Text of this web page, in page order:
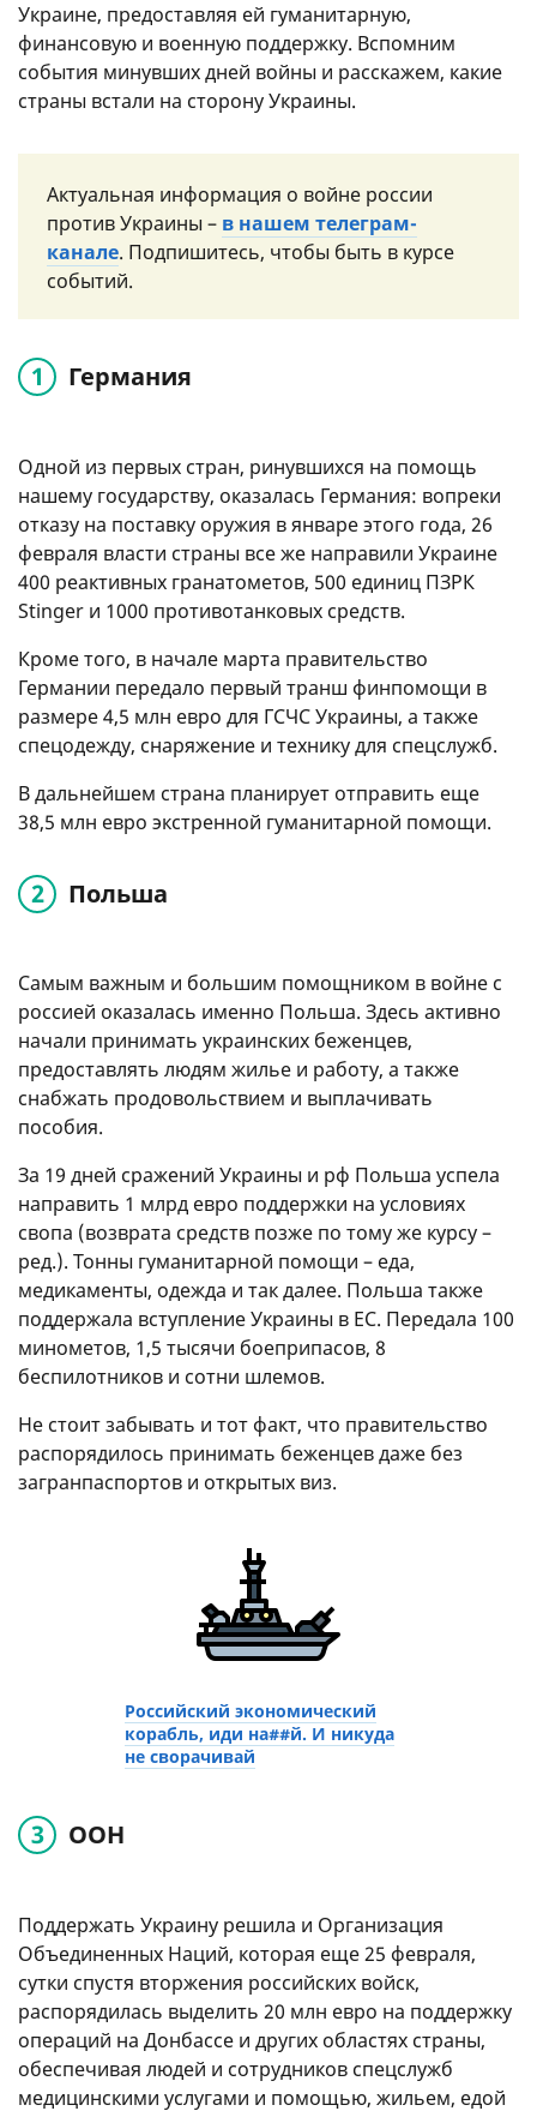
Украине, предоставляя ей гуманитарную,
финансовую и военную поддержку. Вспомним
события минувших дней войны и расскажем, какие
страны встали на сторону Украины.
Актуальная информация о войне россии
против Украины – в нашем телеграм-
канале. Подпишитесь, чтобы быть в курсе
событий.
Германия
Одной из первых стран, ринувшихся на помощь
нашему государству, оказалась Германия: вопреки
отказу на поставку оружия в январе этого года, 26
февраля власти страны все же направили Украине
400 реактивных гранатометов, 500 единиц ПЗРК
Stinger и 1000 противотанковых средств.
Кроме того, в начале марта правительство
Германии передало первый транш финпомощи в
размере 4,5 млн евро для ГСЧС Украины, а также
спецодежду, снаряжение и технику для спецслужб.
В дальнейшем страна планирует отправить еще
38,5 млн евро экстренной гуманитарной помощи.
Польша
Самым важным и большим помощником в войне с
россией оказалась именно Польша. Здесь активно
начали принимать украинских беженцев,
предоставлять людям жилье и работу, а также
снабжать продовольствием и выплачивать
пособия.
За 19 дней сражений Украины и рф Польша успела
направить 1 млрд евро поддержки на условиях
свопа (возврата средств позже по тому же курсу –
ред.). Тонны гуманитарной помощи – еда,
медикаменты, одежда и так далее. Польша также
поддержала вступление Украины в ЕС. Передала 100
минометов, 1,5 тысячи боеприпасов, 8
беспилотников и сотни шлемов.
Не стоит забывать и тот факт, что правительство
распорядилось принимать беженцев даже без
загранпаспортов и открытых виз.
Российский экономический
корабль, иди на##й. И никуда
не сворачивай
ООН
Поддержать Украину решила и Организация
Объединенных Наций, которая еще 25 февраля,
сутки спустя вторжения российских войск,
распорядилась выделить 20 млн евро на поддержку
операций на Донбассе и других областях страны,
обеспечивая людей и сотрудников спецслужб
медицинскими услугами и помощью, жильем, едой